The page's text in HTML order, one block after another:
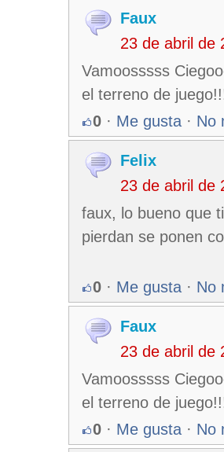
Faux
23 de abril de
Vamoosssss
el terreno de
0 · Me gusta · No
Felix
23 de abril de
faux, lo bueno que
pierdan se ponen
0 · Me gusta · No
Faux
23 de abril de
Vamoosssss
el terreno de
0 · Me gusta · No